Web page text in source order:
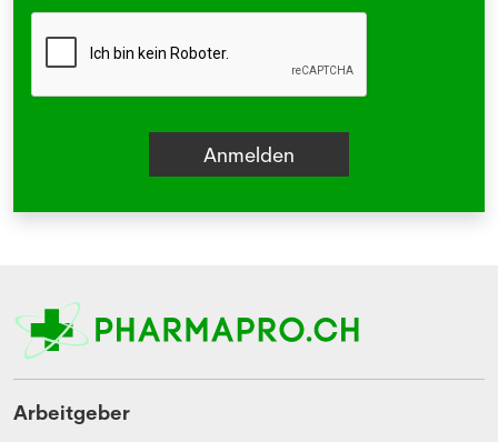
Arbeitgeber